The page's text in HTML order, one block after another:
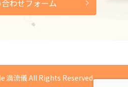
わせフォーム
満流儀 All Rights Reserved.